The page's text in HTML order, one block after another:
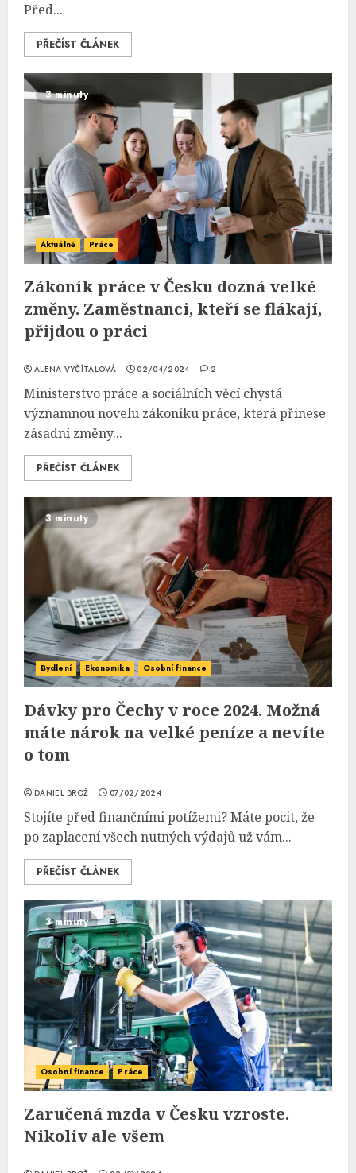
Před...
PŘEČÍST ČLÁNEK
3 minuty
Aktuálně Práce
Zákoník práce v Česku dozná velké
změny. Zaměstnanci, kteří se flákají,
přijdou o práci
ALENA VYČÍTALOVÁ 02/04/2024 2
Ministerstvo práce a sociálních věcí chystá
významnou novelu zákoníku práce, která přinese
zásadní změny...
PŘEČÍST ČLÁNEK
3 minuty
Bydlení Ekonomika Osobní finance
Dávky pro Čechy v roce 2024. Možná
máte nárok na velké peníze a nevíte
o tom
DANIEL BROŽ 07/02/2024
Stojíte před finančními potížemi? Máte pocit, že
po zaplacení všech nutných výdajů už vám...
PŘEČÍST ČLÁNEK
3 minuty
Osobní finance Práce
Zaručená mzda v Česku vzroste.
Nikoliv ale všem